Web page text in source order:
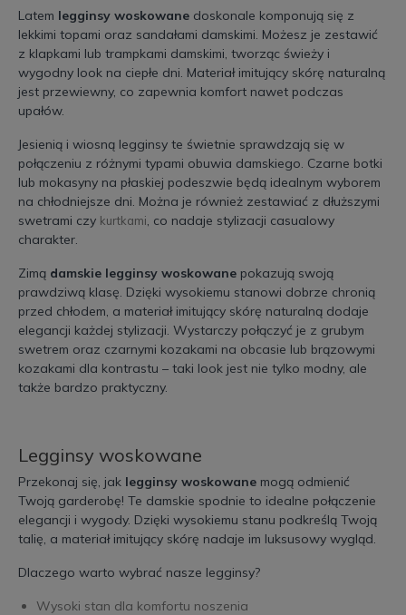
Latem legginsy woskowane doskonale komponują się z
lekkimi topami oraz sandałami damskimi. Możesz je zestawić
z klapkami lub trampkami damskimi, tworząc świeży i
wygodny look na ciepłe dni. Materiał imitujący skórę naturalną
jest przewiewny, co zapewnia komfort nawet podczas
upałów.
Jesienią i wiosną legginsy te świetnie sprawdzają się w
połączeniu z różnymi typami obuwia damskiego. Czarne botki
lub mokasyny na płaskiej podeszwie będą idealnym wyborem
na chłodniejsze dni. Można je również zestawiać z dłuższymi
swetrami czy kurtkami, co nadaje stylizacji casualowy
charakter.
Zimą damskie legginsy woskowane pokazują swoją
prawdziwą klasę. Dzięki wysokiemu stanowi dobrze chronią
przed chłodem, a materiał imitujący skórę naturalną dodaje
elegancji każdej stylizacji. Wystarczy połączyć je z grubym
swetrem oraz czarnymi kozakami na obcasie lub brązowymi
kozakami dla kontrastu – taki look jest nie tylko modny, ale
także bardzo praktyczny.
Legginsy woskowane
Przekonaj się, jak legginsy woskowane mogą odmienić
Twoją garderobę! Te damskie spodnie to idealne połączenie
elegancji i wygody. Dzięki wysokiemu stanu podkreślą Twoją
talię, a materiał imitujący skórę nadaje im luksusowy wygląd.
Dlaczego warto wybrać nasze legginsy?
Wysoki stan dla komfortu noszenia